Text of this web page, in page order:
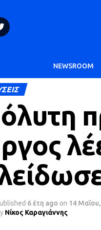
NEWSROOM
6 έτη ago on 14
Νίκος Καραγιάννης